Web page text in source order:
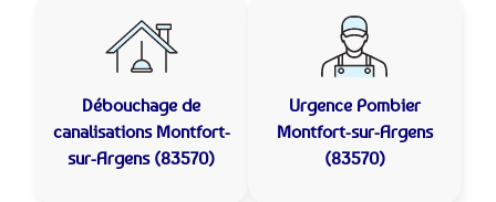
Débouchage de
canalisations Montfort-
sur-Argens (83570)
Urgence Pombier
Montfort-sur-Argens
(83570)